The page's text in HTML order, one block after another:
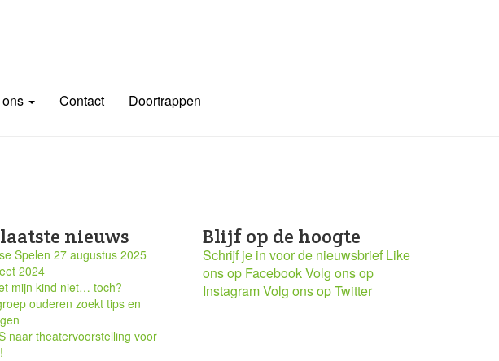
Contact Doortrappen
nieuws
Spelen 27 augustus 2025
2024
mijn kind niet… toch?
ouderen zoekt tips en
naar theatervoorstelling voor
Blijf op de hoogte
Schrijf je in voor de nieuwsbrief Like
ons op FacebookVolg ons op
InstagramVolg ons op Twitter